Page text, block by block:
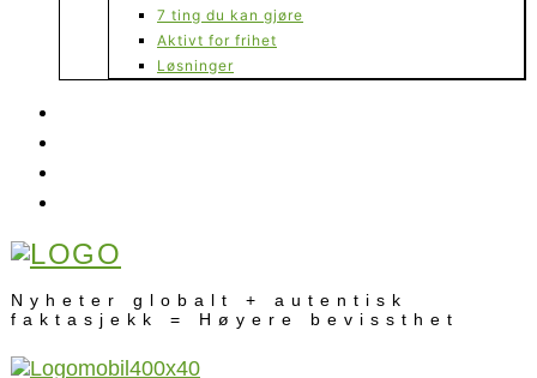
7 ting du kan gjøre
Aktivt for frihet
Løsninger
Nyheter globalt + autentisk
faktasjekk = Høyere bevissthet